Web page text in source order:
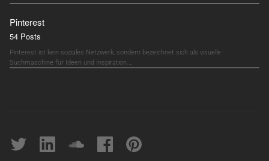
Pinterest
54 Posts
Pinterest ist kein soziales Netzwerk, sondern bezeichnet sich als visuelle
Suchmaschine für Ideen und Inspiration.…
Twitter linkedin soundcloudFacebookpinterest